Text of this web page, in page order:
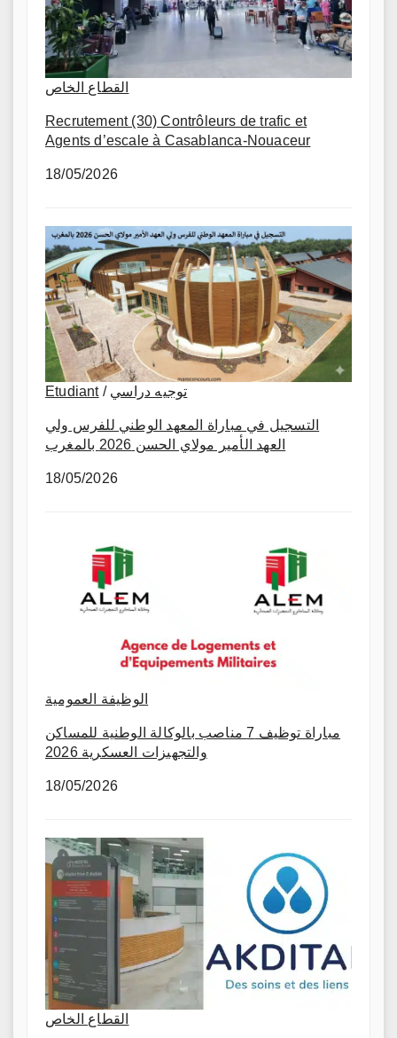
القطاع الخاص
Recrutement (30) Contrôleurs de trafic et
Agents d’escale à Casablanca-Nouaceur
18/05/2026
Etudiant/ توجيه دراسي
التسجيل في مباراة المعهد الوطني للفرس ولي
العهد الأمير مولاي الحسن 2026 بالمغرب
18/05/2026
الوظيفة العمومية
مباراة توظيف 7 مناصب بالوكالة الوطنية للمساكن
والتجهيزات العسكرية 2026
18/05/2026
القطاع الخاص